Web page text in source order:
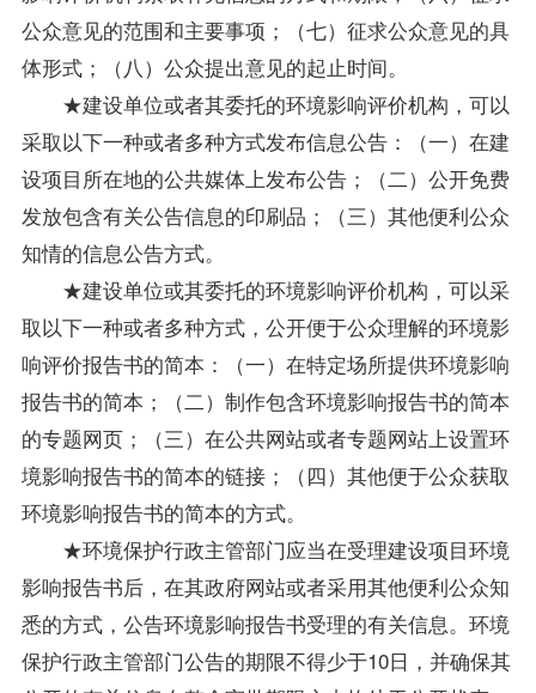
公众意见的范围和主要事项；（七）征求公众意见的具
体形式；（八）公众提出意见的起止时间。
★建设单位或者其委托的环境影响评价机构，可以
采取以下一种或者多种方式发布信息公告：（一）在建
设项目所在地的公共媒体上发布公告；（二）公开免费
发放包含有关公告信息的印刷品；（三）其他便利公众
知情的信息公告方式。
★建设单位或其委托的环境影响评价机构，可以采
取以下一种或者多种方式，公开便于公众理解的环境影
响评价报告书的简本：（一）在特定场所提供环境影响
报告书的简本；（二）制作包含环境影响报告书的简本
的专题网页；（三）在公共网站或者专题网站上设置环
境影响报告书的简本的链接；（四）其他便于公众获取
环境影响报告书的简本的方式。
★环境保护行政主管部门应当在受理建设项目环境
影响报告书后，在其政府网站或者采用其他便利公众知
悉的方式，公告环境影响报告书受理的有关信息。环境
保护行政主管部门公告的期限不得少于10日，并确保其